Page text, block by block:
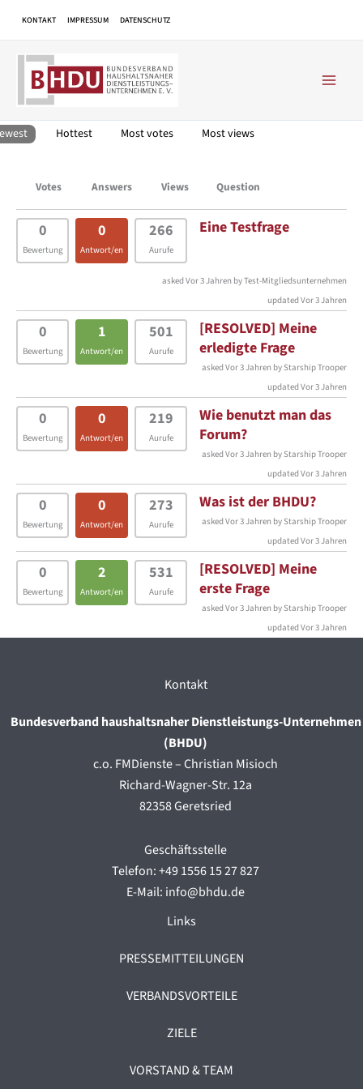
springen
KONTAKT IMPRESSUM DATENSCHUTZ
Hottest Most votes Most views
Votes Answers Views Question
0
Bewertung
0
Antwort/en
266
Aurufe
Eine Testfrage
asked Vor 3 Jahren by Test-Mitgliedsunternehmen
updated Vor 3 Jahren
0
Bewertung
1
Antwort/en
501
Aurufe
[RESOLVED] Meine
erledigte Frage
asked Vor 3 Jahren by Starship Trooper
updated Vor 3 Jahren
0
Bewertung
0
Antwort/en
219
Aurufe
Wie benutzt man das
Forum?
asked Vor 3 Jahren by Starship Trooper
updated Vor 3 Jahren
0
Bewertung
0
Antwort/en
273
Aurufe
Was ist der BHDU?
asked Vor 3 Jahren by Starship Trooper
updated Vor 3 Jahren
0
Bewertung
2
Antwort/en
531
Aurufe
[RESOLVED] Meine
erste Frage
asked Vor 3 Jahren by Starship Trooper
updated Vor 3 Jahren
Kontakt
Bundesverband haushaltsnaher Dienstleistungs-Unternehmen
(BHDU)
c.o. FMDienste – Christian Misioch
Richard-Wagner-Str. 12a
82358 Geretsried
Geschäftsstelle
Telefon: +49 1556 15 27 827
E-Mail: info@bhdu.de
Links
PRESSEMITTEILUNGEN
VERBANDSVORTEILE
ZIELE
VORSTAND & TEAM